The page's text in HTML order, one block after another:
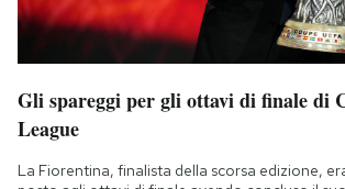
Gli spareggi per gli ottavi di finale di
League
La Fiorentina, finalista della scorsa edizione,